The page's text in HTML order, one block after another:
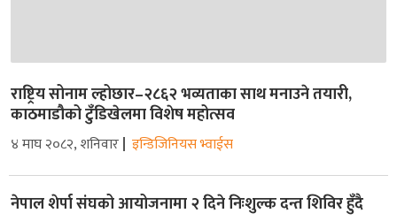
राष्ट्रिय सोनाम ल्होछार–२८६२ भव्यताका साथ मनाउने तयारी,
काठमाडौको टुँडिखेलमा विशेष महोत्सव
४ माघ २०८२, शनिवार इन्डिजिनियस भ्वाईस
नेपाल शेर्पा संघको आयोजनामा २ दिने निःशुल्क दन्त शिविर हुँदै